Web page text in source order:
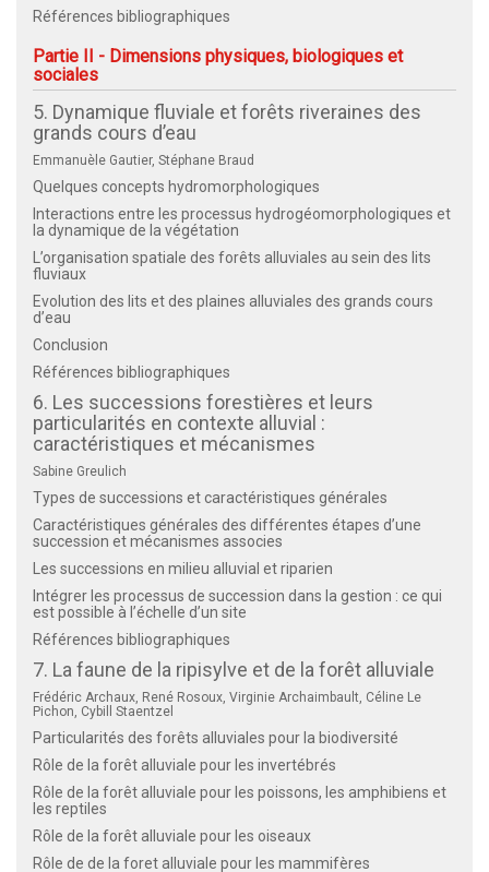
Références bibliographiques
Partie II - Dimensions physiques, biologiques et
sociales
5. Dynamique fluviale et forêts riveraines des
grands cours d’eau
Emmanuèle Gautier, Stéphane Braud
Quelques concepts hydromorphologiques
Interactions entre les processus hydrogéomorphologiques et
la dynamique de la végétation
L’organisation spatiale des forêts alluviales au sein des lits
fluviaux
Evolution des lits et des plaines alluviales des grands cours
d’eau
Conclusion
Références bibliographiques
6. Les successions forestières et leurs
particularités en contexte alluvial :
caractéristiques et mécanismes
Sabine Greulich
Types de successions et caractéristiques générales
Caractéristiques générales des différentes étapes d’une
succession et mécanismes associes
Les successions en milieu alluvial et riparien
Intégrer les processus de succession dans la gestion : ce qui
est possible à l’échelle d’un site
Références bibliographiques
7. La faune de la ripisylve et de la forêt alluviale
Frédéric Archaux, René Rosoux, Virginie Archaimbault, Céline Le
Pichon, Cybill Staentzel
Particularités des forêts alluviales pour la biodiversité
Rôle de la forêt alluviale pour les invertébrés
Rôle de la forêt alluviale pour les poissons, les amphibiens et
les reptiles
Rôle de la forêt alluviale pour les oiseaux
Rôle de de la foret alluviale pour les mammifères